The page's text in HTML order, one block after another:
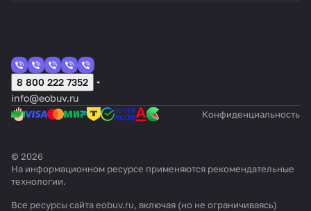
8 800 222 7352
info@eobuv.ru
Конфиденциальность
© 2026
На информационном ресурсе применяются рекомендательные
технологии.
Все ресурсы сайта eobuv.ru, включая (но не ограничиваясь)